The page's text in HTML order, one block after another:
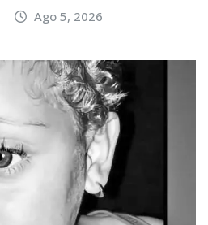
Ago 5, 2026